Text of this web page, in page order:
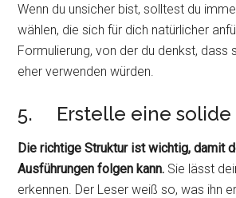
Wenn du unsicher bist, solltest du
wählen, die sich für dich natürlicher
Formulierung, von der du denkst, dass
eher verwenden würden.
5. Erstelle eine solide
Die richtige Struktur ist wichtig, damit
Ausführungen folgen kann. Sie lässt
erkennen. Der Leser weiß so, was ihn